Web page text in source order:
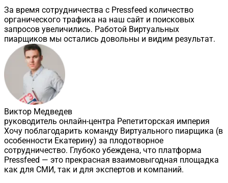
За время сотрудничества с Pressfeed количество
органического трафика на наш сайт и поисковых
запросов увеличились. Работой Виртуальных
пиарщиков мы остались довольны и видим результат.
Виктор Медведев
руководитель онлайн-центра Репетиторская империя
Хочу поблагодарить команду Виртуального пиарщика (в
особенности Екатерину) за плодотворное
сотрудничество. Глубоко убеждена, что платформа
Pressfeed — это прекрасная взаимовыгодная площадка
как для СМИ, так и для экспертов и компаний.